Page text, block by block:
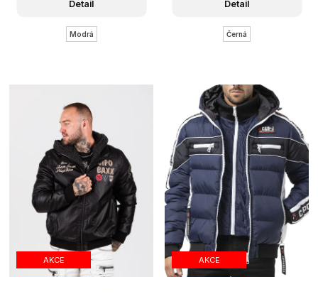
Detail
Modrá
Detail
Černá
AKCE AKCE